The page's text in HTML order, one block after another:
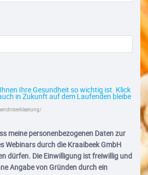
Ihre Gesundheit so wichtig ist. Klick
in Zukunft auf dem Laufenden bleibe
meine personenbezogenen Daten zur
Webinars durch die Kraaibeek GmbH
dürfen. Die Einwilligung ist freiwillig und
Angabe von Gründen durch ein